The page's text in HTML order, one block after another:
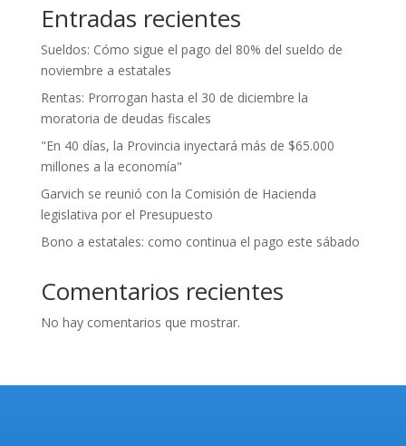
Entradas recientes
Sueldos: Cómo sigue el pago del 80% del sueldo de
noviembre a estatales
Rentas: Prorrogan hasta el 30 de diciembre la
moratoria de deudas fiscales
"En 40 días, la Provincia inyectará más de $65.000
millones a la economía"
Garvich se reunió con la Comisión de Hacienda
legislativa por el Presupuesto
Bono a estatales: como continua el pago este sábado
Comentarios recientes
No hay comentarios que mostrar.